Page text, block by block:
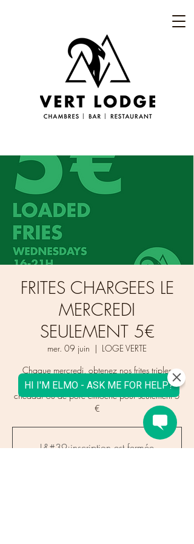
FRITES CHARGEES LE
MERCREDI
SEULEMENT 5€
mer. 09 juin
  |
LOGE VERTE
Chaque mercredi, obtenez nos frites triples
cuites chargées de sauce au curry Katsu, de
cheddar ou de porc effiloché pour seulement 5
€
L&#39;inscription est fermée